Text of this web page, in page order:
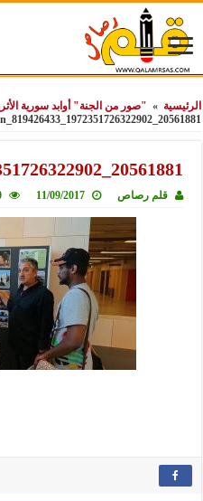
الرئيسية » "صور من الجنة" أوابد سورية
20561881_1972351726322902_819426433_n
20561881_1972351726322902_819426433_n
قلم رصاص 11/09/2017